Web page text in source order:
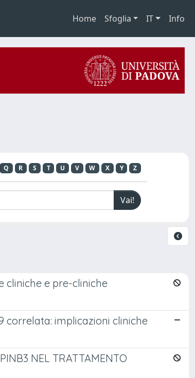
Home Sfoglia IT Info
Q R S T U V W X Y Z
cliniche e pre-cliniche
correlata: implicazioni cliniche
NEL TRATTAMENTO